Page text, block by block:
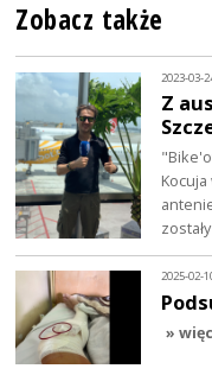
Zobacz także
2023-03-
Z
2025-02-
»